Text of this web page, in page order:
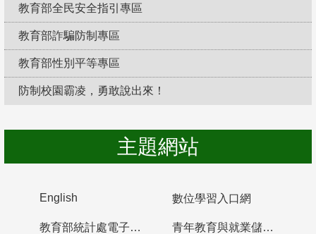
教育部全民安全指引專區
教育部詐騙防制專區
教育部性別平等專區
防制校園霸凌，勇敢說出來！
主題網站
English 數位學習入口網
教育部統計處電子書櫃 青年教育與就業儲蓄帳戶